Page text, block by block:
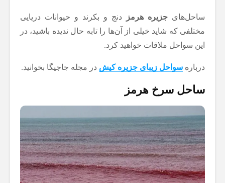
ساحل‌های جزیره هرمز
دنج و بکرند و حیوانات دریایی
مختلفی که شاید خیلی از آن‌ها را تابه حال ندیده باشید، در
این سواحل ملاقات خواهید کرد.
درباره سواحل زیبای جزیره کیش در مجله جاجیگا بخوانید.
ساحل سرخ هرمز